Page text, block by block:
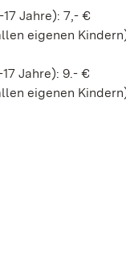
Jahre): 7,- €
eigenen
Jahre): 9.- €
eigenen